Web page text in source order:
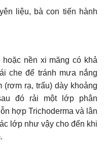
liệu, bà con tiến hành
nền xi măng có khả
che để tránh mưa nắng
rạ, trấu) dày khoảng
đó rải một lớp phân
hợp Trichoderma và lân
lớp như vậy cho đến khi